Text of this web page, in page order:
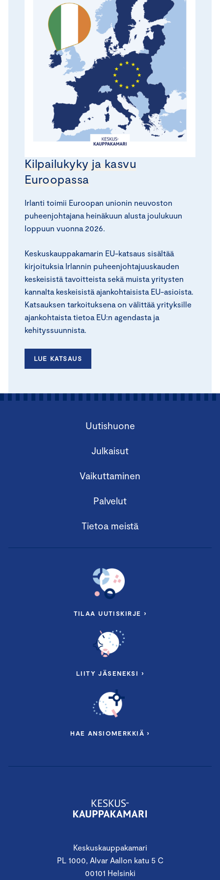
Kilpailukyky ja kasvu
Euroopassa
Irlanti toimii Euroopan unionin neuvoston
puheenjohtajana heinäkuun alusta joulukuun
loppuun vuonna 2026.
Keskuskauppakamarin EU-katsaus sisältää
kirjoituksia Irlannin puheenjohtajuuskauden
keskeisistä tavoitteista sekä muista yritysten
kannalta keskeisistä ajankohtaisista EU-asioista.
Katsauksen tarkoituksena on välittää yrityksille
ajankohtaista tietoa EU:n agendasta ja
kehityssuunnista.
LUE KATSAUS
Keskuskauppakamari
PL 1000, Alvar Aallon katu 5 C
00101 Helsinki
Uutishuone
Julkaisut
Vaikuttaminen
Palvelut
Tietoa meistä
TILAA UUTISKIRJE ›
LIITY JÄSENEKSI ›
HAE ANSIOMERKKIÄ ›